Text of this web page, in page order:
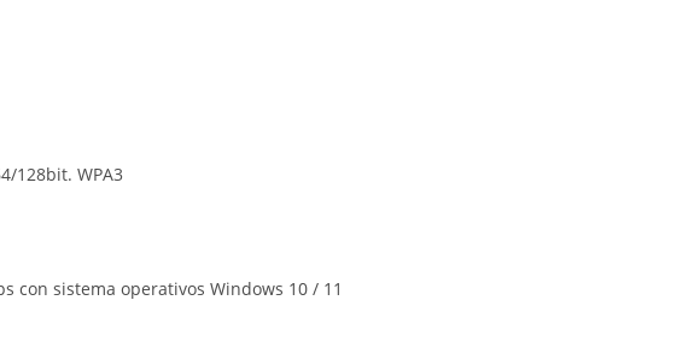
128bit. WPA3
con sistema operativos Windows 10 / 11